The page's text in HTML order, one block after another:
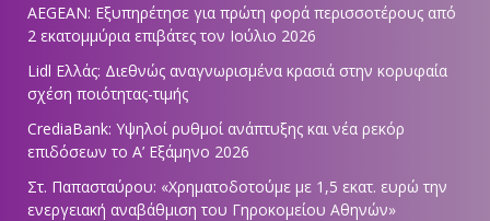
AEGEAN: Εξυπηρέτησε για πρώτη φορά περισσοτέρους από
2 εκατομμύρια επιβάτες τον Ιούλιο 2026
Lidl Ελλάς: Διεθνώς αναγνωρισμένα κρασιά στην κορυφαία
σχέση ποιότητας-τιμής
CrediaBank: Υψηλοί ρυθμοί ανάπτυξης και νέα ρεκόρ
επιδόσεων το Α’ Εξάμηνο 2026
Στ. Παπασταύρου: «Χρηματοδοτούμε με 1,5 εκατ. ευρώ την
ενεργειακή αναβάθμιση του Γηροκομείου Αθηνών»